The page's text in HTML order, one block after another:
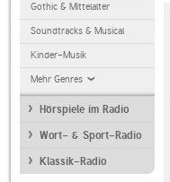
Gothic & Mittelalter
Soundtracks & Musical
Kinder-Musik
Mehr Genres
Hörspiele im Radio
Wort- & Sport-Radio
Klassik-Radio